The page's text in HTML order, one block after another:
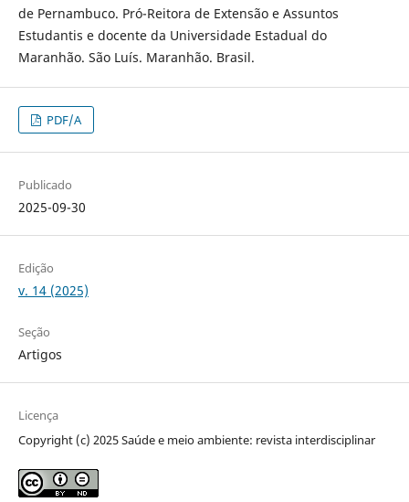
de Pernambuco. Pró-Reitora de Extensão e Assuntos
Estudantis e docente da Universidade Estadual do
Maranhão. São Luís. Maranhão. Brasil.
PDF/A
Publicado
2025-09-30
Edição
v. 14 (2025)
Seção
Artigos
Licença
Copyright (c) 2025 Saúde e meio ambiente: revista interdisciplinar